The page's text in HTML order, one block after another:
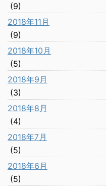
(9)
2018年11月
(9)
2018年10月
(5)
2018年9月
(3)
2018年8月
(4)
2018年7月
(5)
2018年6月
(5)